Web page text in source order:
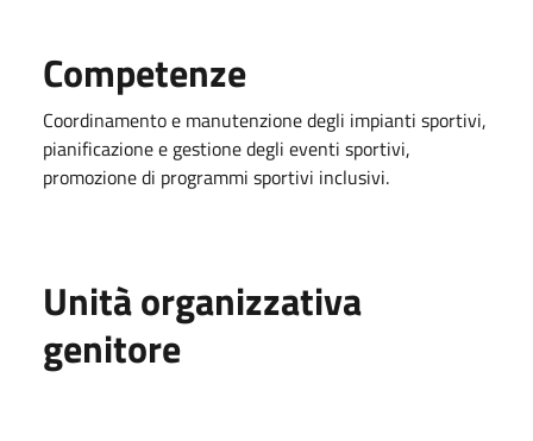
Competenze
Coordinamento e manutenzione degli impianti sportivi,
pianificazione e gestione degli eventi sportivi,
promozione di programmi sportivi inclusivi.
Unità organizzativa
genitore